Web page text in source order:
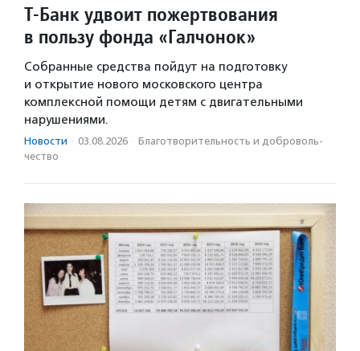
Т-Банк удвоит пожертвования
в пользу фонда «Галчонок»
Собранные средства пойдут на подготовку
и открытие нового московского центра
комплексной помощи детям с двигательными
нарушениями.
Новости · 03.08.2026 · Благотвори­тель­ность и доброволь­
чест­во